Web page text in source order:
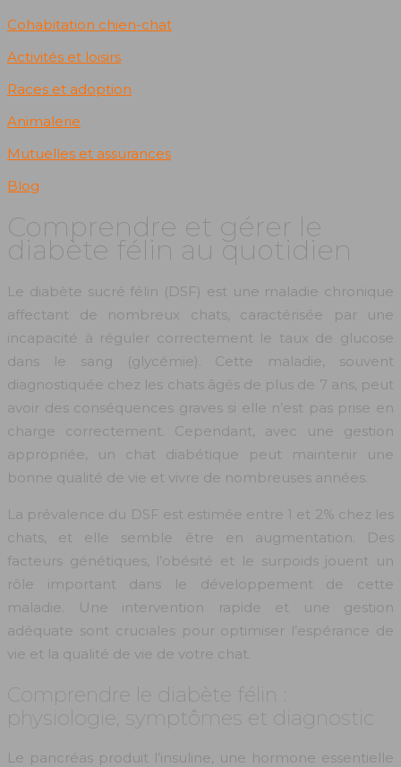
Cohabitation chien-chat
Activités et loisirs
Races et adoption
Animalerie
Mutuelles et assurances
Blog
Comprendre et gérer le
diabète félin au quotidien
Le diabète sucré félin (DSF) est une maladie chronique
affectant de nombreux chats, caractérisée par une
incapacité à réguler correctement le taux de glucose
dans le sang (glycémie). Cette maladie, souvent
diagnostiquée chez les chats âgés de plus de 7 ans, peut
avoir des conséquences graves si elle n’est pas prise en
charge correctement. Cependant, avec une gestion
appropriée, un chat diabétique peut maintenir une
bonne qualité de vie et vivre de nombreuses années.
La prévalence du DSF est estimée entre 1 et 2% chez les
chats, et elle semble être en augmentation. Des
facteurs génétiques, l’obésité et le surpoids jouent un
rôle important dans le développement de cette
maladie. Une intervention rapide et une gestion
adéquate sont cruciales pour optimiser l’espérance de
vie et la qualité de vie de votre chat.
Comprendre le diabète félin :
physiologie, symptômes et diagnostic
Le pancréas produit l’insuline, une hormone essentielle